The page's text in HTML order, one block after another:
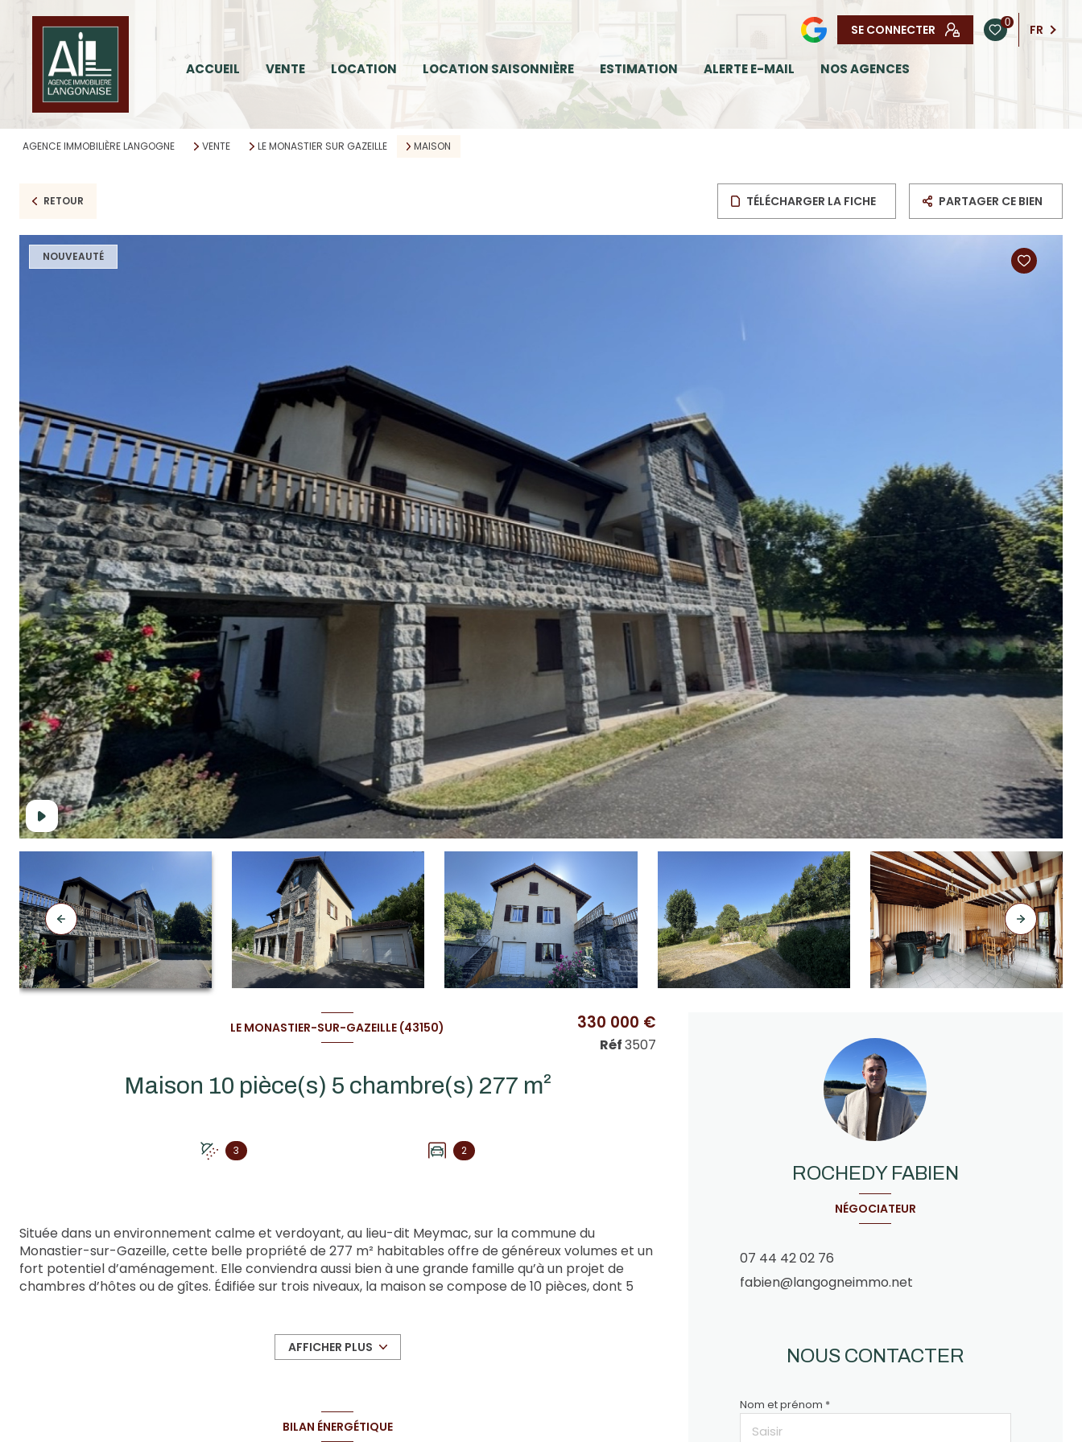
SE CONNECTER 0 FR
ACCUEIL VENTE LOCATION LOCATION SAISONNIÈRE ESTIMATION ALERTE E-MAIL NOS AGENCES
AGENCE IMMOBILIÈRE LANGOGNE VENTE LE MONASTIER SUR GAZEILLE MAISON
RETOUR TÉLÉCHARGER LA FICHE PARTAGER CE BIEN
NOUVEAUTÉ
LE MONASTIER-SUR-GAZEILLE (43150)
Maison 10 pièce(s) 5 chambre(s) 277 m²
3 2
330 000 €
Réf3507
Située dans un environnement calme et verdoyant, au lieu-dit Meymac, sur la commune du
Monastier-sur-Gazeille, cette belle propriété de 277 m² habitables offre de généreux volumes et un
fort potentiel d’aménagement. Elle conviendra aussi bien à une grande famille qu’à un projet de
chambres d’hôtes ou de gîtes. Édifiée sur trois niveaux, la maison se compose de 10 pièces, dont 5
supplémentaires), ainsi qu’un WC indépendant. Ce niveau donne également accès à deux garages
équipés de portes motorisées. Premier étage : l’espace de vie principal comprend une cuisine
trois grandes chambres, d’une pièce dressing, d’une salle d’eau et d’un WC indépendant. Implantée
sur un magnifique terrain de 5 554 m², cette propriété bénéficie d’un cadre privilégié, sans vis-à-vis,
AFFICHER PLUS
BILAN ÉNERGÉTIQUE
NÉGOCIATEUR
ROCHEDY FABIEN
07 44 42 02 76
fabien@langogneimmo.net
NOUS CONTACTER
Nom et prénom *